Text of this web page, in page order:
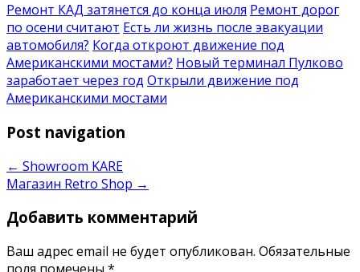
Ремонт КАД затянется до конца июля Ремонт дорог
по осени считают Есть ли жизнь после эвакуации
автомобиля? Когда откроют движение под
Американскими мостами? Новый терминал Пулково
заработает через год Открыли движение под
Американскими мостами
Post navigation
← Showroom KARE
Магазин Retro Shop →
Добавить комментарий
Ваш адрес email не будет опубликован. Обязательные